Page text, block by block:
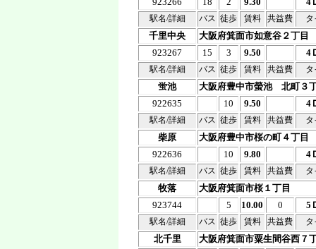
駅名/詳細 バス 徒歩 賃料 共益費 タ
千里中央
大阪府箕面市如意谷２丁目
923267
15 3 9.50 4
駅名/詳細 バス 徒歩 賃料 共益費 タ
蛍池
大阪府豊中市螢池 北町３
922635
10 9.50 4
駅名/詳細 バス 徒歩 賃料 共益費 タ
柴原
大阪府豊中市桜の町４丁目
922636
10 9.80 4
駅名/詳細 バス 徒歩 賃料 共益費 タ
牧落
大阪府箕面市桜１丁目
923744
5 10.00 0 5
駅名/詳細 バス 徒歩 賃料 共益費 タ
北千里
大阪府箕面市粟生間谷西７